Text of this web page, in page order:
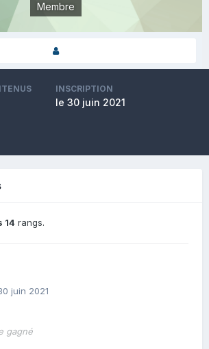
Membre
INSCRIPTION
le 30 juin 2021
14 rangs.
juin 2021
gagné